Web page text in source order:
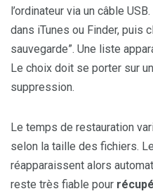
l’ordinateur via un câble
dans iTunes ou Finder, puis
sauvegarde”. Une liste
Le choix doit se porter sur
suppression.
Le temps de restauration
selon la taille des fichiers.
réapparaissent alors
reste très fiable pour